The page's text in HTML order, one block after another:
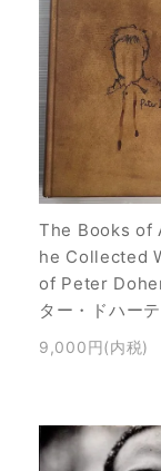
The Books of
he Collected
of Peter
ター・ドハー
9,000円(内税)